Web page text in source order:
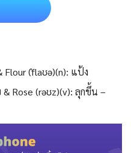
Flour (ˈflaʊə)(n): แป้ง
Rose (rəʊz)(v): ลุกขึ้น –